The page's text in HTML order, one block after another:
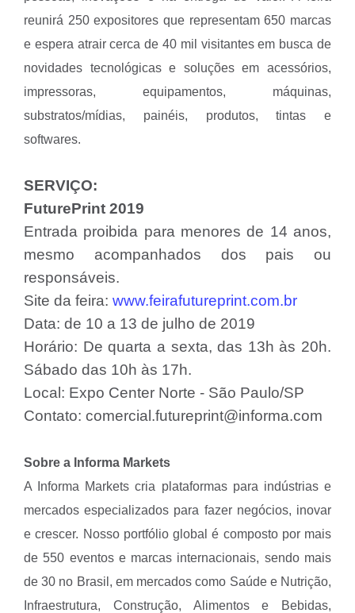
reunirá 250 expositores que representam 650 marcas
e espera atrair cerca de 40 mil visitantes em busca de
novidades tecnológicas e soluções em acessórios,
impressoras, equipamentos, máquinas,
substratos/mídias, painéis, produtos, tintas e
softwares.
SERVIÇO:
FuturePrint 2019
Entrada proibida para menores de 14 anos,
mesmo acompanhados dos pais ou
responsáveis.
Site da feira: www.feirafutureprint.com.br
Data: de 10 a 13 de julho de 2019
Horário: De quarta a sexta, das 13h às 20h.
Sábado das 10h às 17h.
Local: Expo Center Norte - São Paulo/SP
Contato: comercial.futureprint@informa.com
Sobre a Informa Markets
A Informa Markets cria plataformas para indústrias e
mercados especializados para fazer negócios, inovar
e crescer. Nosso portfólio global é composto por mais
de 550 eventos e marcas internacionais, sendo mais
de 30 no Brasil, em mercados como Saúde e Nutrição,
Infraestrutura, Construção, Alimentos e Bebidas,